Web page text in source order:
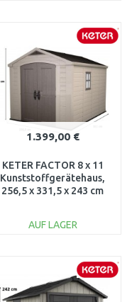
WARENKORB
Vergleichen
1.399,00 €
KETER FACTOR 8 x 11
Kunststoffgerätehaus,
256,5 x 331,5 x 243 cm
AUF LAGER
WARENKORB
Vergleichen